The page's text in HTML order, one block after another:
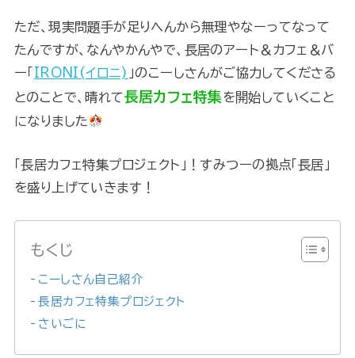
ただ、現実問題手が足りへんから無理やなーってなって
たんですが、なんやかんやで、長居のアート＆カフェ＆バ
ー「 IRONI(イロニ) 」のこーしさんがご協力してくださる
とのことで、晴れて長居カフェ特集を開始していくこと
になりました
「長居カフェ特集プロジェクト」！すみつーの拠点「長居」
を盛り上げていきます！
もくじ
こーしさん自己紹介
長居カフェ特集プロジェクト
さいごに